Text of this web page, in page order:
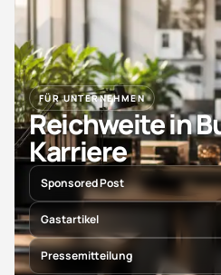
FÜR UNTERNEHMEN
Reichweite in
Karriere
Sponsored Post
Gastartikel
Pressemitteilung